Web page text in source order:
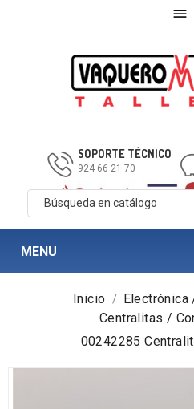

SOPORTE TÉCNICO
924 66 21 70
MENU
Inicio
Centralitas /
00242285